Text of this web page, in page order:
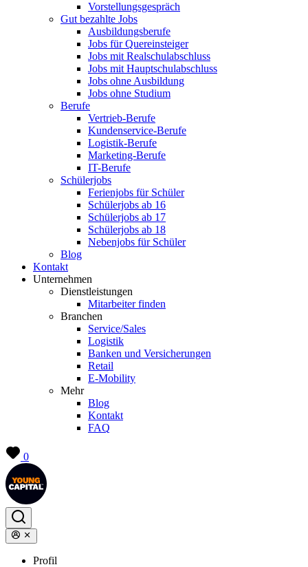
Vorstellungsgespräch
Gut bezahlte Jobs
Ausbildungsberufe
Jobs für Quereinsteiger
Jobs mit Realschulabschluss
Jobs mit Hauptschulabschluss
Jobs ohne Ausbildung
Jobs ohne Studium
Berufe
Vertrieb-Berufe
Kundenservice-Berufe
Logistik-Berufe
Marketing-Berufe
IT-Berufe
Schülerjobs
Ferienjobs für Schüler
Schülerjobs ab 16
Schülerjobs ab 17
Schülerjobs ab 18
Nebenjobs für Schüler
Blog
Kontakt
Unternehmen
Dienstleistungen
Mitarbeiter finden
Branchen
Service/Sales
Logistik
Banken und Versicherungen
Retail
E-Mobility
Mehr
Blog
Kontakt
FAQ
0
Profil